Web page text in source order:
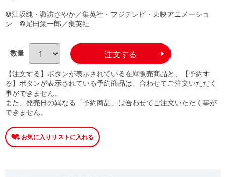
©江坂純・諏訪さやか／集英社・フジテレビ・東映アニメーショ
ン ©尾田栄一郎／集英社
数量
【注文する】ボタンが表示されている在庫販売商品と、【予約す
る】ボタンが表示されている予約商品は、合わせてご注文いただく
事ができません。
また、発売日の異なる「予約商品」は合わせてご注文いただく事が
できません。